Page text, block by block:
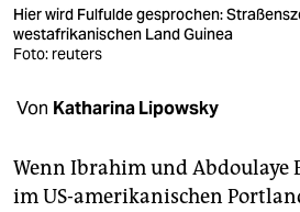
veranstaltungen
shop
fragen & hilfe
abo
Hier wird Fulfulde gesprochen:
westafrikanischen Land Guinea
Foto: reuters
Von Katharina Lipowsky
Wenn Ibrahim und Abdoulaye
im US-amerikanischen